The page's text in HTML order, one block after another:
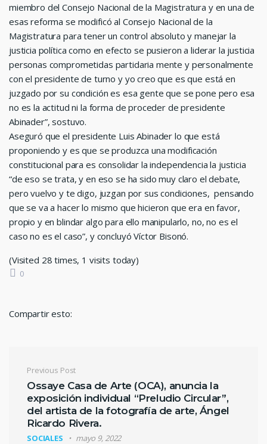
miembro del Consejo Nacional de la Magistratura y en una de
esas reforma se modificó al Consejo Nacional de la
Magistratura para tener un control absoluto y manejar la
justicia política como en efecto se pusieron a liderar la justicia
personas comprometidas partidaria mente y personalmente
con el presidente de turno y yo creo que es que está en
juzgado por su condición es esa gente que se pone pero esa
no es la actitud ni la forma de proceder de presidente
Abinader”, sostuvo.
Aseguró que el presidente Luis Abinader lo que está
proponiendo y es que se produzca una modificación
constitucional para es consolidar la independencia la justicia
“de eso se trata, y en eso se ha sido muy claro el debate,
pero vuelvo y te digo, juzgan por sus condiciones, pensando
que se va a hacer lo mismo que hicieron que era en favor,
propio y en blindar algo para ello manipularlo, no, no es el
caso no es el caso”, y concluyó Víctor Bisonó.
(Visited 28 times, 1 visits today)
0
Compartir esto:
Navegación de entradas
Previous Post
Ossaye Casa de Arte (OCA), anuncia la
exposición individual “Preludio Circular”,
del artista de la fotografía de arte, Ángel
Ricardo Rivera.
SOCIALES mayo 9, 2022